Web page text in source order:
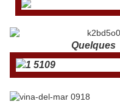
Quelques